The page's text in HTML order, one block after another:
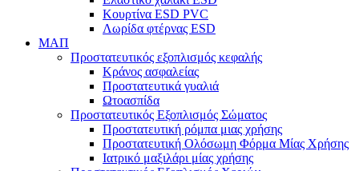
Κουρτίνα ESD PVC
Λωρίδα φτέρνας ESD
ΜΑΠ
Προστατευτικός εξοπλισμός κεφαλής
Κράνος ασφαλείας
Προστατευτικά γυαλιά
Ωτοασπίδα
Προστατευτικός Εξοπλισμός Σώματος
Προστατευτική ρόμπα μιας χρήσης
Προστατευτική Ολόσωμη Φόρμα Μίας Χρήσης
Ιατρικό μαξιλάρι μίας χρήσης